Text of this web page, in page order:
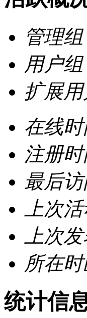
管理组
用户组
扩展
在线
注册
最后
上次
上次
所在
统计信